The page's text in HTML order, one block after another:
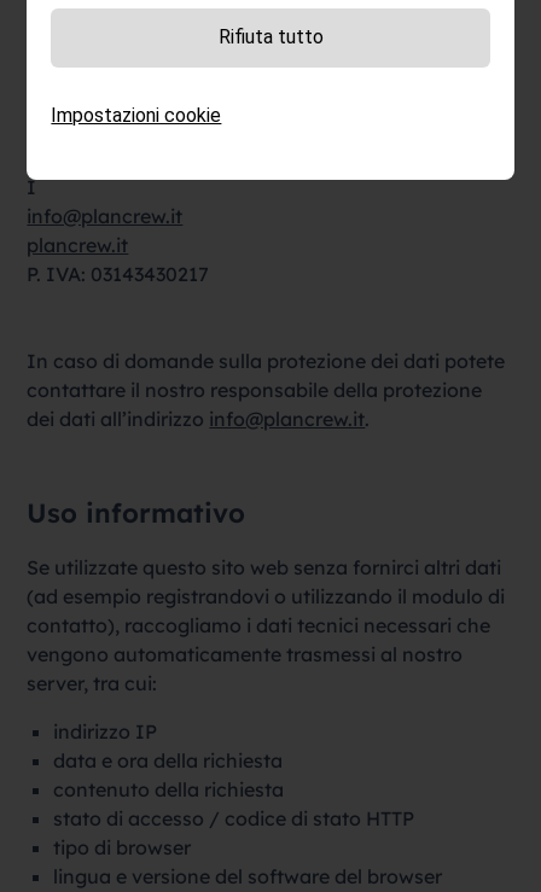
questo sito web è:
Via Giuseppe di Vittorio, 16
I
info@plancrew.it
plancrew.it
P. IVA: 03143430217
In caso di domande sulla protezione dei dati potete
contattare il nostro responsabile della protezione
dei dati all’indirizzo info@plancrew.it.
Uso informativo
Se utilizzate questo sito web senza fornirci altri dati
(ad esempio registrandovi o utilizzando il modulo di
contatto), raccogliamo i dati tecnici necessari che
vengono automaticamente trasmessi al nostro
server, tra cui:
indirizzo IP
data e ora della richiesta
contenuto della richiesta
stato di accesso / codice di stato HTTP
tipo di browser
lingua e versione del software del browser
Impostazioni cookie
Rifiuta tutto